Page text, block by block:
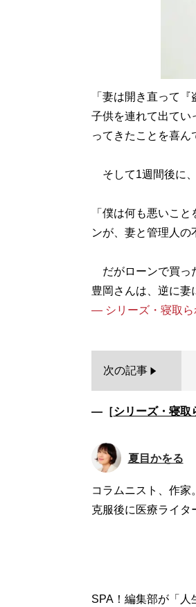
「妻は開き直って
子供を連れて出てい
ってきたことを喜ん
そして1週間後に、
「僕は何も悪いこ
ンが、妻と管理人の
だがローンで買っ
― シリーズ・寝取
次の記事
―［シリーズ・寝取
夏目かをる
コラムニスト、作
克服後に医療ライタ
SPA！編集部が「人